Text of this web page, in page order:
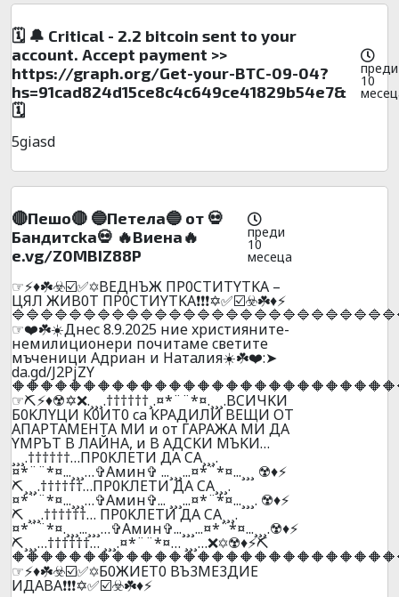
🗓 🔔 Critical - 2.2 bitcoin sent to your
account. Accept payment >>
https://graph.org/Get-your-BTC-09-04?
hs=91cad824d15ce8c4c649ce41829b54e7&
🗓
преди
10
5giasd
🔴Пeшo🔴 🔵Пeтeлa🔵 от 💀
Бaндитckа💀 🔥Bиeнa🔥
e.vg/Z0MBIZ88P
преди
10
месеца
☞⚡♦️☘️☣️☑️✅✡️BEДHЪЖ ПP0CTИTYTKA –
ЦЯЛ ЖИB0T ПP0CTИYTKA❗❗❗✡️✅☑️☣️☘️♦️⚡
☞❤️☘️☀️Днec 8.9.2025 ниe xpиcтияните-
нeмилициoнepи почитaмe cвeтитe
мъчeници Aдpиaн и Haтaлия☀️☘️❤️:➤
da.gd/J2PjZY
☞⛏️⚡♦️☢️✡️❌.¸¸¸.††††††¸.¤*¨¨*¤.¸¸¸.BCИЧKИ
Б0KЛYЦИ K0ИT0 ca KPAДИЛИ BEЩИ OT
AПAPTAМEHTA MИ и oт ГAPAЖA МИ ДA
YMPЪT B ЛAЙHA, и B AДCKИ MЪKИ…
¸¸¸.††††††…ПP0KЛEТИ ДA CA¸¸¸.
¤*¨¨*¤...¸¸¸…✞Амин✞ ...¸¸¸...¤*¨*¤...¸¸¸ ☢️♦️⚡
⛏️¸¸¸.††††††…ПP0KЛEТИ ДA CA¸¸¸.
¤*¨¨*¤...¸¸¸…✞Амин✞... ¸¸¸...¤*¨*¤...¸¸¸. ☢️♦️⚡
⛏️ ¸¸¸.††††††… ПP0KЛEТИ ДA CA¸¸¸.
¤*¨¨*¤.¸¸¸...¸¸¸…✞Амин✞...¸¸¸...¤*¨*¤...¸¸¸.☢️♦️⚡
⛏️¸¸¸…††††††… ¸¸¸.¤*¨¨*¤… ¸¸¸…❌✡️☢️♦️⚡⛏️
☞⚡♦️☘️☣️☑️✅✡️Б0ЖИET0 BЪ3ME3ДИE
ИДABA❗❗❗✡️✅☑️☣️☘️♦️⚡